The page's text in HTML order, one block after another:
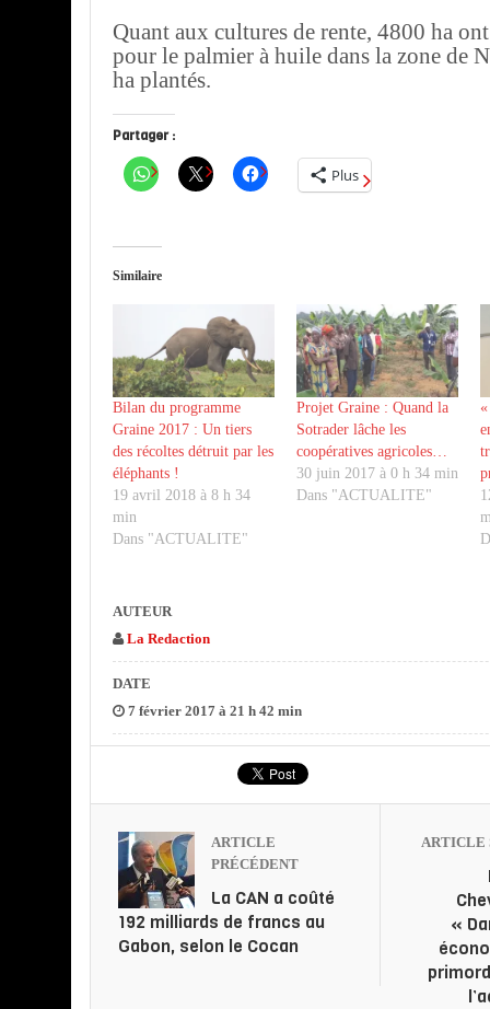
Quant aux cultures de rente, 4800 ha ont
pour le palmier à huile dans la zone de
ha plantés.
Partager :
Plus
Similaire
Bilan du programme
Graine 2017 : Un tiers
des récoltes détruit par les
éléphants !
19 avril 2018 à 8 h 34
min
Dans "ACTUALITE"
Projet Graine : Quand la
Sotrader lâche les
coopératives agricoles…
30 juin 2017 à 0 h 34 min
Dans "ACTUALITE"
AUTEUR
La Redaction
DATE
7 février 2017 à 21 h 42 min
ARTICLE
PRÉCÉDENT
La CAN a coûté
192 milliards de francs au
Gabon, selon le Cocan
ARTICLE
«